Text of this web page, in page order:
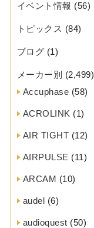
イベント情報 (56)
トピックス (84)
ブログ (1)
メーカー別 (2,499)
Accuphase (58)
ACROLINK (1)
AIR TIGHT (12)
AIRPULSE (11)
ARCAM (10)
audel (6)
audioquest (50)